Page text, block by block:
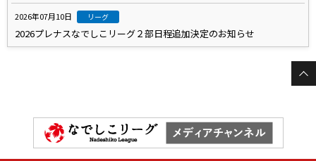
2026年07月10日 リーグ
2026プレナスなでしこリーグ２部日程追加決定のお知らせ